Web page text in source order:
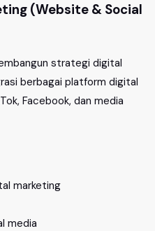
(Website & Social
strategi digital
berbagai platform digital
Facebook, dan media
marketing
media